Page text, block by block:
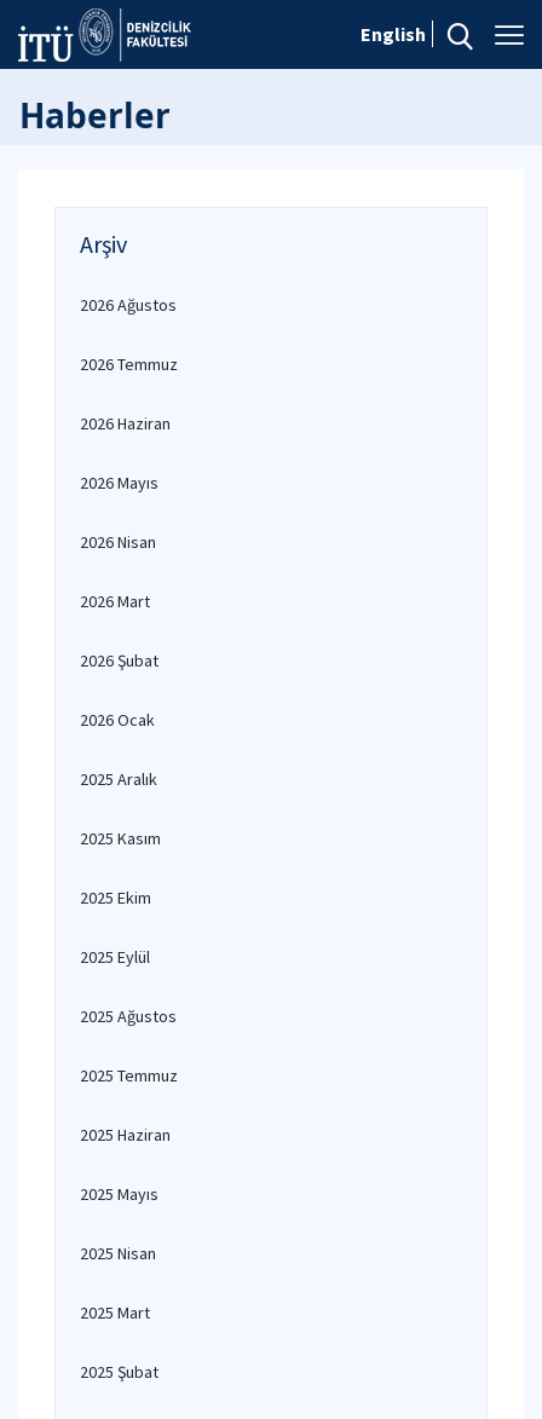
English
Haberler
Arşiv
2026 Ağustos
2026 Temmuz
2026 Haziran
2026 Mayıs
2026 Nisan
2026 Mart
2026 Şubat
2026 Ocak
2025 Aralık
2025 Kasım
2025 Ekim
2025 Eylül
2025 Ağustos
2025 Temmuz
2025 Haziran
2025 Mayıs
2025 Nisan
2025 Mart
2025 Şubat